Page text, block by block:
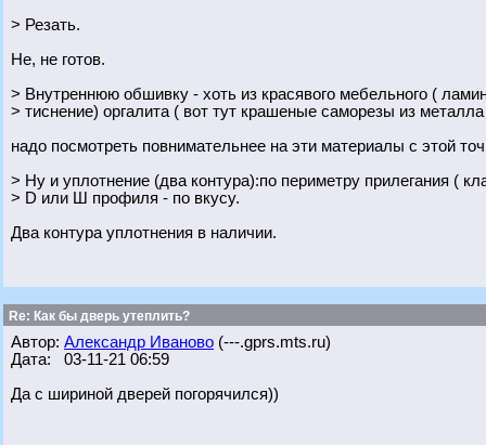
> Резать.
Не, не готов.
> Внутреннюю обшивку - хоть из красявого мебельного (
> тиснение) оргалита ( вот тут крашеные саморезы из
надо посмотреть повнимательнее на эти материалы с этой
> Ну и уплотнение (два контура):по периметру прилегания (
> D или Ш профиля - по вкусу.
Два контура уплотнения в наличии.
Re: Как бы дверь утеплить?
Автор: Александр Иваново (---.gprs.mts.ru)
Дата: 03-11-21 06:59
Да с шириной дверей погорячился))